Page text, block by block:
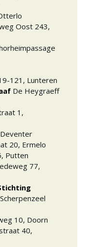
Oost 243,
121 , Lunteren
De Heygraeff
1 ,
Deventer
20, Ermelo
, Putten
77,
Scherpenzeel
10, Doorn
40,